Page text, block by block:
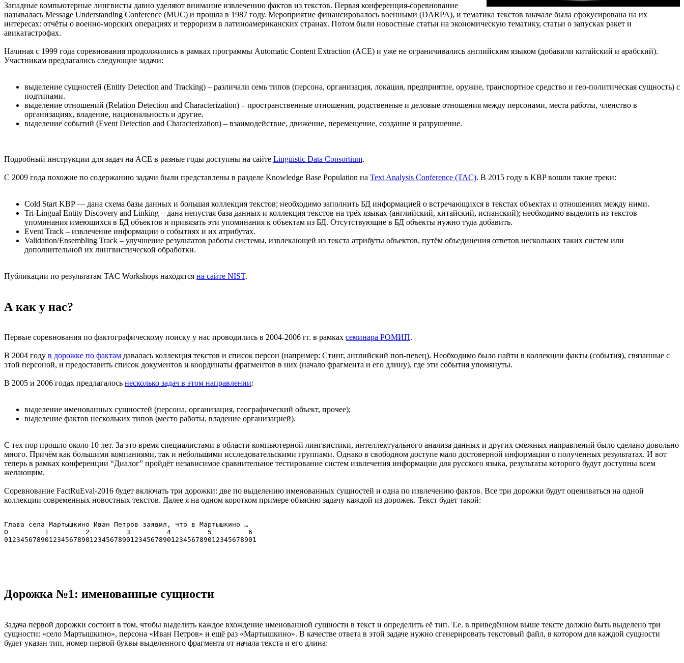
Западные компьютерные лингвисты давно уделяют внимание извлечению фактов из текстов. Первая конференция-соревнование
называлась Message Understanding Conference (MUC) и прошла в 1987 году. Мероприятие финансировалось военными (DARPA), и тематика текстов вначале была сфокусирована на их
интересах: отчёты о военно-морских операциях и терроризм в латиноамериканских странах. Потом были новостные статьи на экономическую тематику, статьи о запусках ракет и
авикатастрофах.
Начиная с 1999 года соревнования продолжились в рамках программы Automatic Content Extraction (ACE) и уже не ограничивались английским языком (добавили китайский и арабский).
Участникам предлагались следующие задачи:
выделение сущностей (Entity Detection and Tracking) – различали семь типов (персона, организация, локация, предприятие, оружие, транспортное средство и гео-политическая сущность) с
подтипами.
выделение отношений (Relation Detection and Characterization) – пространственные отношения, родственные и деловые отношения между персонами, места работы, членство в
организациях, владение, национальность и другие.
выделение событий (Event Detection and Characterization) – взаимодействие, движение, перемещение, создание и разрушение.
Подробный инструкции для задач на ACE в разные годы доступны на сайте Linguistic Data Consortium.
C 2009 года похожие по содержанию задачи были представлены в разделе Knowledge Base Population на Text Analysis Conference (TAC). В 2015 году в KBP вошли такие треки:
Cold Start KBP — дана схема базы данных и большая коллекция текстов; необходимо заполнить БД информацией о встречающихся в текстах объектах и отношениях между ними.
Tri-Lingual Entity Discovery and Linking – дана непустая база данных и коллекция текстов на трёх языках (английский, китайский, испанский); необходимо выделить из текстов
упоминания имеющихся в БД объектов и привязать эти упоминания к объектам из БД. Отсутствующие в БД объекты нужно туда добавить.
Event Track – извлечение информации о событиях и их атрибутах.
Validation/Ensembling Track – улучшение результатов работы системы, извлекающей из текста атрибуты объектов, путём объединения ответов нескольких таких систем или
дополнительной их лингвистической обработки.
Публикации по результатам TAC Workshops находятся на сайте NIST.
А как у нас?
Первые соревнования по фактографическому поиску у нас проводились в 2004-2006 гг. в рамках семинара РОМИП.
В 2004 году в дорожке по фактам давалась коллекция текстов и список персон (например: Стинг, английский поп-певец). Необходимо было найти в коллекции факты (события), связанные с
этой персоной, и предоставить список документов и координаты фрагментов в них (начало фрагмента и его длину), где эти события упомянуты.
В 2005 и 2006 годах предлагалось несколько задач в этом направлении:
выделение именованных сущностей (персона, организация, географический объект, прочее);
выделение фактов нескольких типов (место работы, владение организацией).
С тех пор прошло около 10 лет. За это время специалистами в области компьютерной лингвистики, интеллектуального анализа данных и других смежных направлений было сделано довольно
много. Причём как большими компаниями, так и небольшими исследовательскими группами. Однако в свободном доступе мало достоверной информации о полученных результатах. И вот
теперь в рамках конференции “Диалог” пройдёт независимое сравнительное тестирование систем извлечения информации для русского языка, результаты которого будут доступны всем
желающим.
Соревнование FactRuEval-2016 будет включать три дорожки: две по выделению именованных сущностей и одна по извлечению фактов. Все три дорожки будут оцениваться на одной
коллекции современных новостных текстов. Далее я на одном коротком примере объясню задачу каждой из дорожек. Текст будет такой:
Глава села Мартышкино Иван Петров заявил, что в Мартышкино …
0         1         2         3         4         5         6
Дорожка №1: именованные сущности
Задача первой дорожки состоит в том, чтобы выделить каждое вхождение именованной сущности в текст и определить её тип. Т.е. в приведённом выше тексте должно быть выделено три
сущности: «село Мартышкино», персона «Иван Петров» и ещё раз «Мартышкино». В качестве ответа в этой задаче нужно сгенерировать текстовый файл, в котором для каждой сущности
будет указан тип, номер первой буквы выделенного фрагмента от начала текста и его длина: